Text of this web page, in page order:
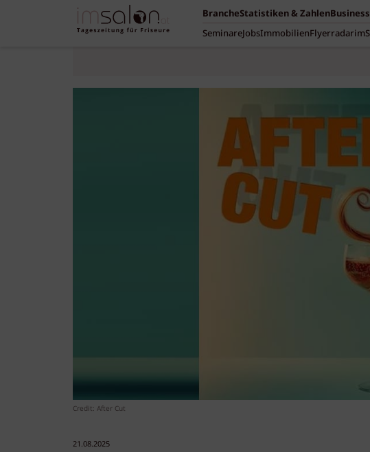
BrancheStatistiken & ZahlenBusiness
SeminareJobsImmobilienFlyerradar
Credit: After Cut
21.08.2025